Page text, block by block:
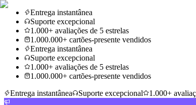
Entrega instantânea
Suporte excepcional
1.000+ avaliações de 5 estrelas
1.000.000+ cartões-presente vendidos
Entrega instantânea
Suporte excepcional
1.000+ avaliações de 5 estrelas
1.000.000+ cartões-presente vendidos
Entrega instantânea
Suporte excepcional 1.000+